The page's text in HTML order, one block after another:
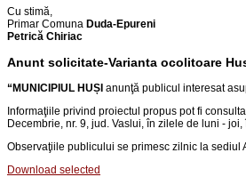
Cu stimă,
Primar Comuna Duda-Epureni
Petrică Chiriac
Anunt solicitate-Varianta ocolitoare
“MUNICIPIUL HUȘI anunţă publicul interesat
Informaţiile privind proiectul propus pot fi
Decembrie, nr. 9, jud. Vaslui, în zilele de luni -
Observaţiile publicului se primesc zilnic la sediul
Download selected